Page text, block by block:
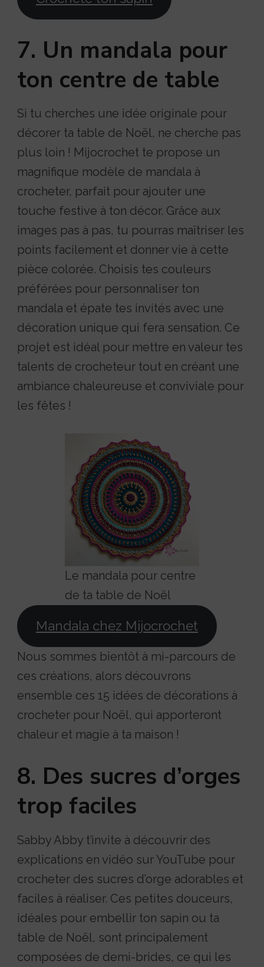
7. Un mandala pour
ton centre de table
Si tu cherches une idée originale pour
décorer ta table de Noël, ne cherche pas
plus loin ! Mijocrochet te propose un
magnifique modèle de mandala à
crocheter, parfait pour ajouter une
touche festive à ton décor. Grâce aux
images pas à pas, tu pourras maîtriser les
points facilement et donner vie à cette
pièce colorée. Choisis tes couleurs
préférées pour personnaliser ton
mandala et épate tes invités avec une
décoration unique qui fera sensation. Ce
projet est idéal pour mettre en valeur tes
talents de crocheteur tout en créant une
ambiance chaleureuse et conviviale pour
les fêtes !
Le mandala pour centre
de ta table de Noël
Mandala chez Mijocrochet
Nous sommes bientôt à mi-parcours de
ces créations, alors découvrons
ensemble ces 15 idées de décorations à
crocheter pour Noël, qui apporteront
chaleur et magie à ta maison !
8. Des sucres d’orges
trop faciles
Sabby Abby t’invite à découvrir des
explications en vidéo sur YouTube pour
crocheter des sucres d’orge adorables et
faciles à réaliser. Ces petites douceurs,
idéales pour embellir ton sapin ou ta
table de Noël, sont principalement
composées de demi-brides, ce qui les